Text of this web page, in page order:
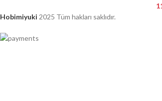
Hobimiyuki 2025 Tüm hakları saklıdır.